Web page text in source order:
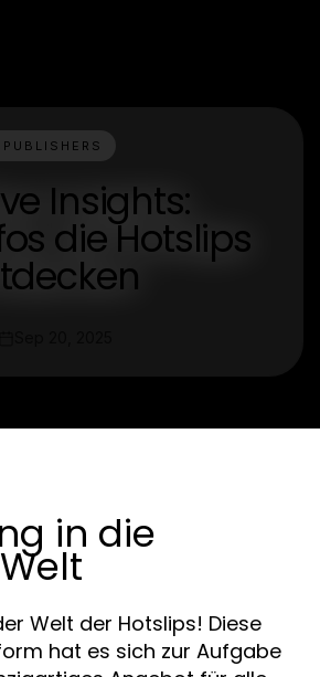
Insights:
die Hotslips
in die
Welt der Hotslips! Diese
hat es sich zur Aufgabe